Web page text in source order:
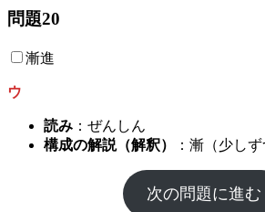
問題20
漸進
ウ
読み ：ぜんしん
構成の解説（解釈）
：漸（少し
次の問題に進む